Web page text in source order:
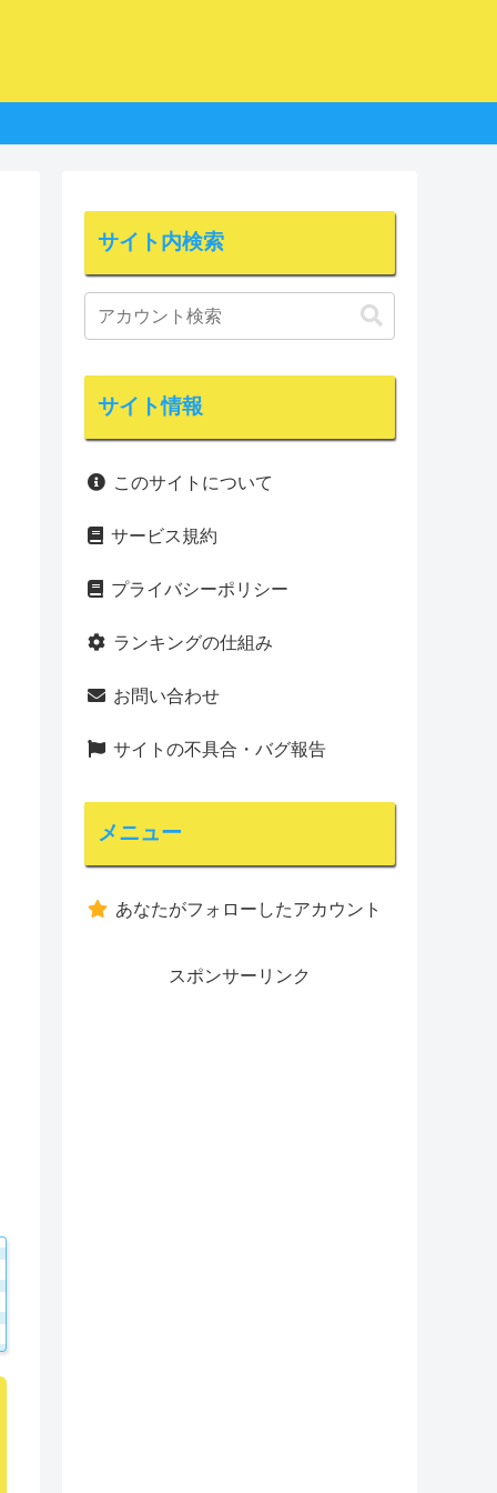
サイト内検索
サイト情報
このサイトについて
サービス規約
プライバシーポリシー
ランキングの仕組み
お問い合わせ
サイトの不具合・バグ報告
メニュー
あなたがフォローしたアカウント
スポンサーリンク